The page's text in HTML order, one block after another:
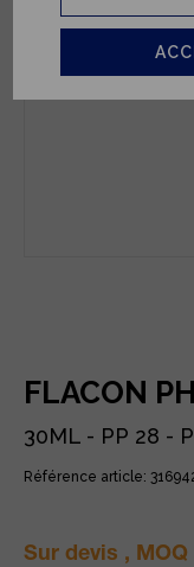
FLACON
30ML - PP 28 -
Référence article:
Sur devis ,